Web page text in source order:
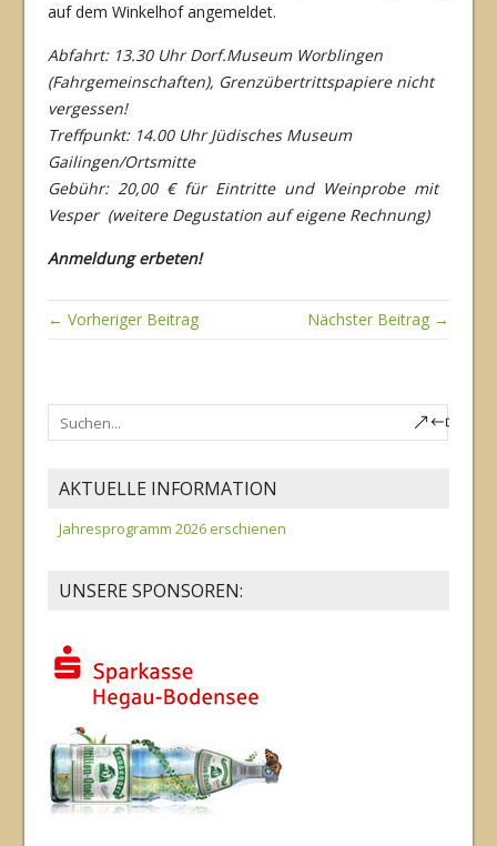
auf dem Winkelhof angemeldet.
Abfahrt: 13.30 Uhr Dorf.Museum Worblingen
(Fahrgemeinschaften), Grenzübertrittspapiere nicht
vergessen!
Treffpunkt: 14.00 Uhr Jüdisches Museum
Gailingen/Ortsmitte
Gebühr: 20,00 € für Eintritte und Weinprobe mit
Vesper (weitere Degustation auf eigene Rechnung)
Anmeldung erbeten!
← Vorheriger Beitrag Nächster Beitrag →
AKTUELLE INFORMATION
Jahresprogramm 2026 erschienen
UNSERE SPONSOREN: